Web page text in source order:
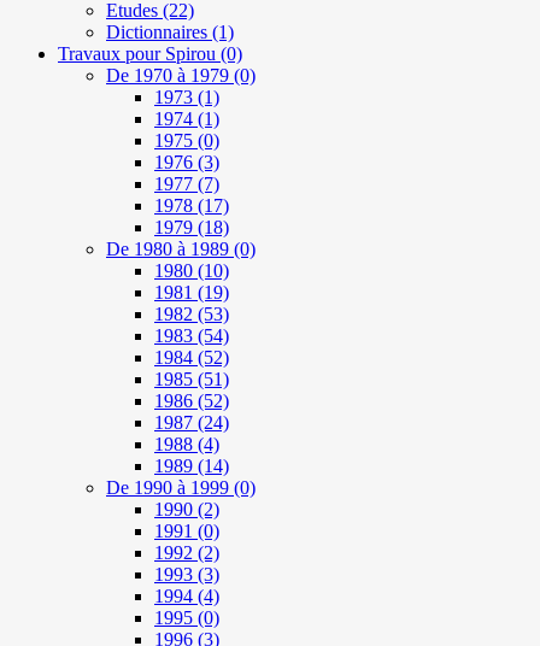
Etudes (22)
Dictionnaires (1)
Travaux pour Spirou (0)
De 1970 à 1979 (0)
1973 (1)
1974 (1)
1975 (0)
1976 (3)
1977 (7)
1978 (17)
1979 (18)
De 1980 à 1989 (0)
1980 (10)
1981 (19)
1982 (53)
1983 (54)
1984 (52)
1985 (51)
1986 (52)
1987 (24)
1988 (4)
1989 (14)
De 1990 à 1999 (0)
1990 (2)
1991 (0)
1992 (2)
1993 (3)
1994 (4)
1995 (0)
1996 (3)